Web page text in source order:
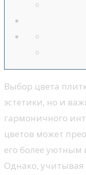
Выбор цвета
эстетики, но и
гармоничного
цветов может
его более уютным
Однако, учитывая